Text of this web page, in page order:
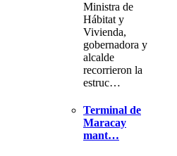
Ministra de
Hábitat y
Vivienda,
gobernadora y
alcalde
recorrieron la
estruc…
Terminal de
Maracay
mant…